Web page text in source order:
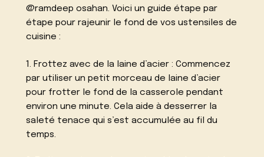
@ramdeep osahan. Voici un guide étape par
étape pour rajeunir le fond de vos ustensiles de
cuisine :
1. Frottez avec de la laine d’acier : Commencez
par utiliser un petit morceau de laine d’acier
pour frotter le fond de la casserole pendant
environ une minute. Cela aide à desserrer la
saleté tenace qui s’est accumulée au fil du
temps.